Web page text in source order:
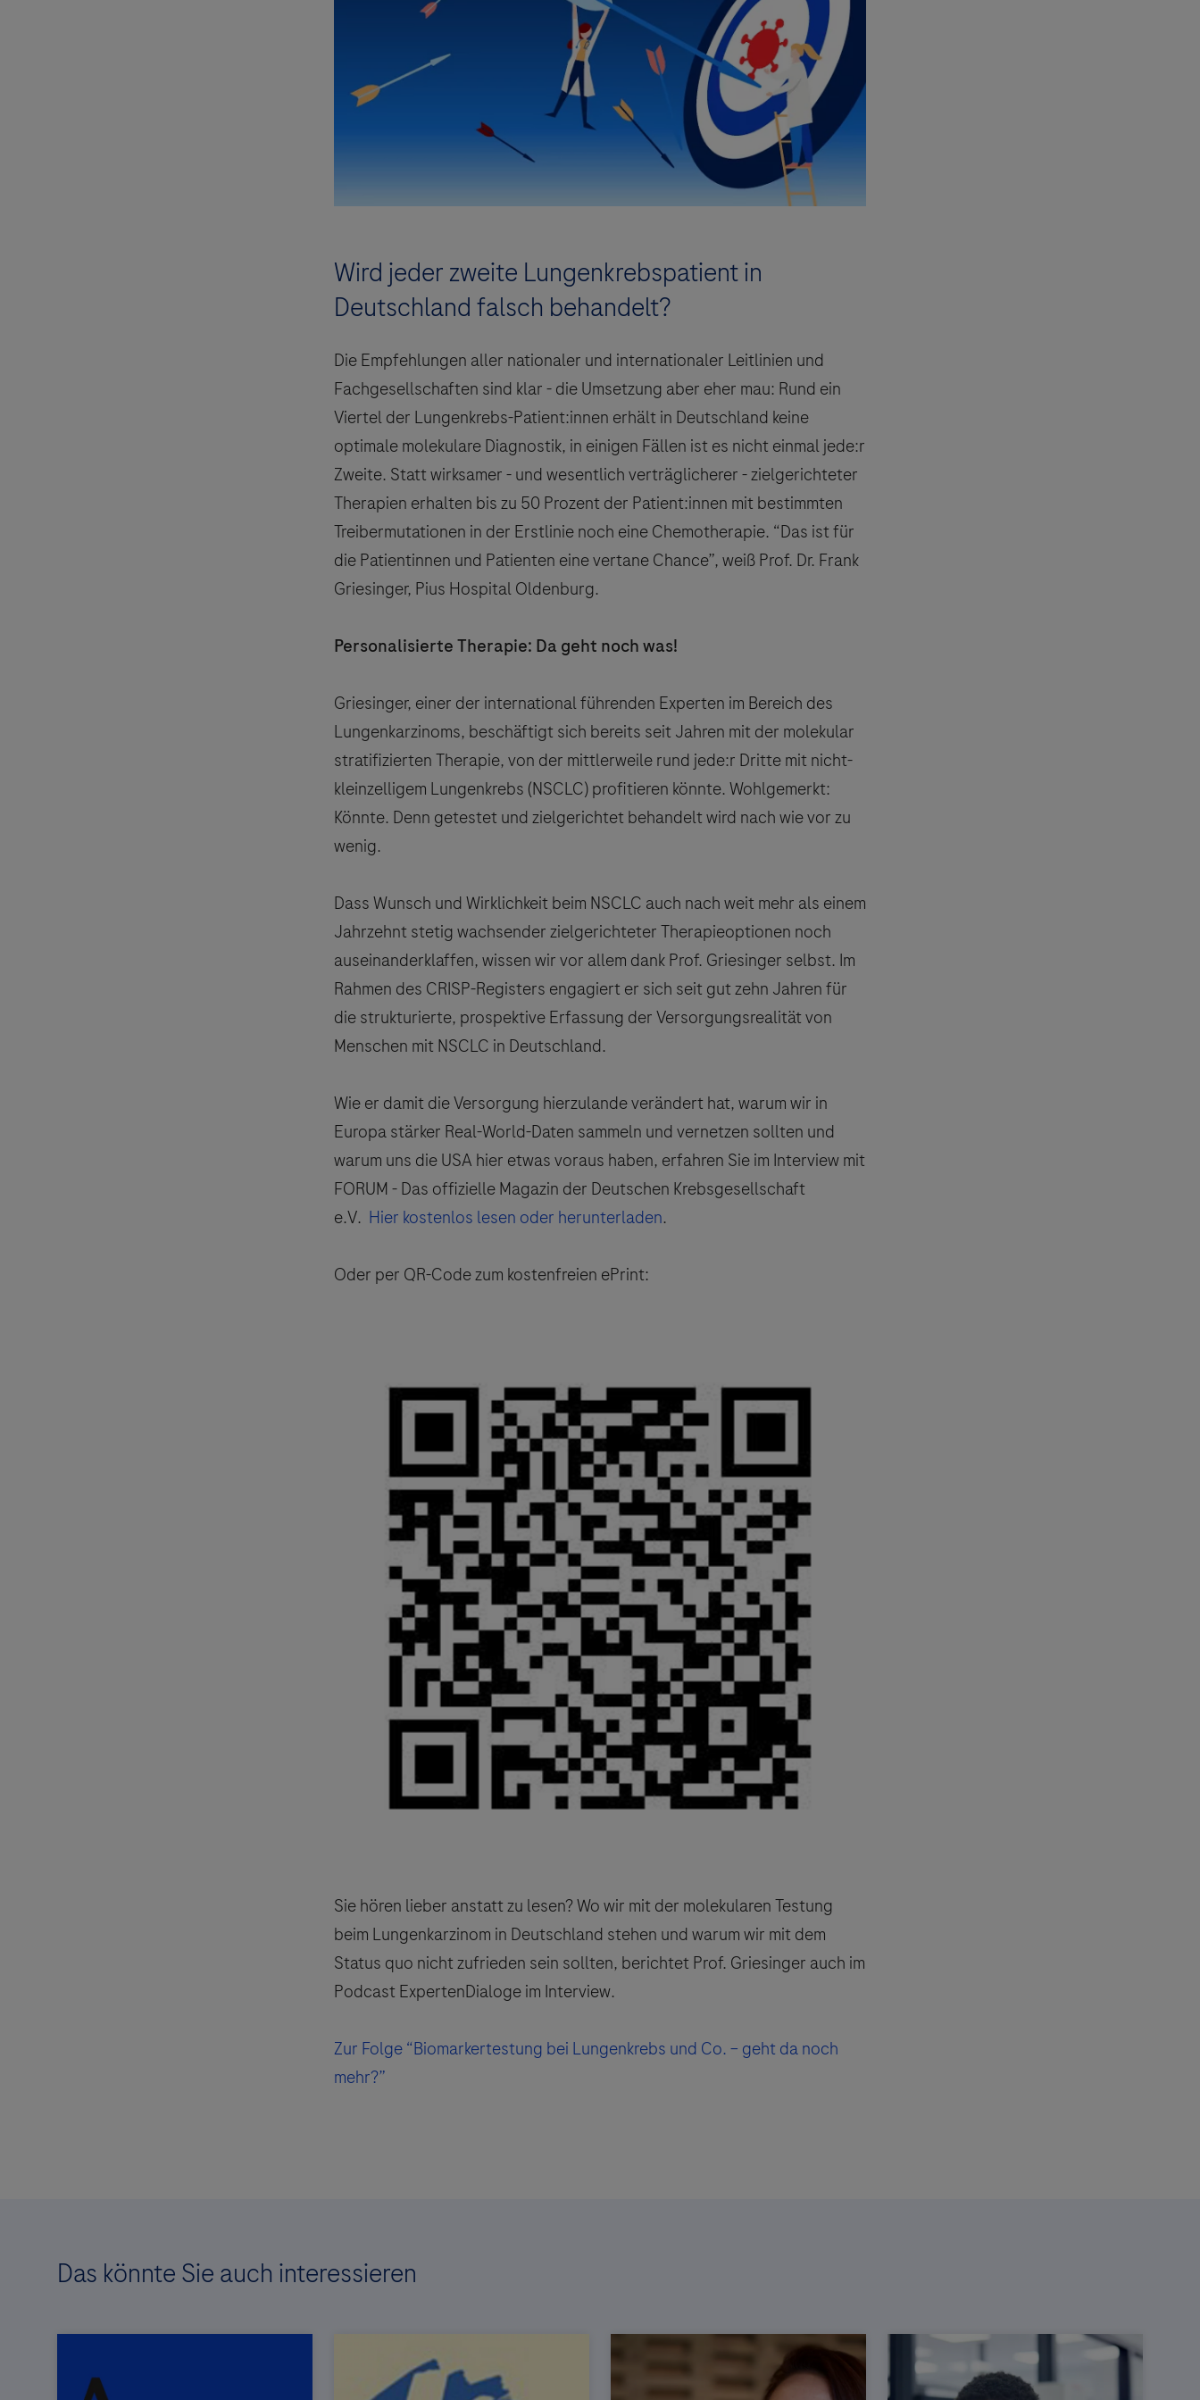
Wird jeder zweite Lungenkrebspatient in
Deutschland falsch behandelt?
Die Empfehlungen aller nationaler und internationaler Leitlinien und
Fachgesellschaften sind klar - die Umsetzung aber eher mau: Rund ein
Viertel der Lungenkrebs-Patient:innen erhält in Deutschland keine
optimale molekulare Diagnostik, in einigen Fällen ist es nicht einmal jede:r
Zweite. Statt wirksamer - und wesentlich verträglicherer - zielgerichteter
Therapien erhalten bis zu 50 Prozent der Patient:innen mit bestimmten
Treibermutationen in der Erstlinie noch eine Chemotherapie. “Das ist für
die Patientinnen und Patienten eine vertane Chance”, weiß Prof. Dr. Frank
Griesinger, Pius Hospital Oldenburg.
Personalisierte Therapie: Da geht noch was!
Griesinger, einer der international führenden Experten im Bereich des
Lungenkarzinoms, beschäftigt sich bereits seit Jahren mit der molekular
stratifizierten Therapie, von der mittlerweile rund jede:r Dritte mit nicht-
kleinzelligem Lungenkrebs (NSCLC) profitieren könnte. Wohlgemerkt:
Könnte. Denn getestet und zielgerichtet behandelt wird nach wie vor zu
wenig.
Dass Wunsch und Wirklichkeit beim NSCLC auch nach weit mehr als einem
Jahrzehnt stetig wachsender zielgerichteter Therapieoptionen noch
auseinanderklaffen, wissen wir vor allem dank Prof. Griesinger selbst. Im
Rahmen des CRISP-Registers engagiert er sich seit gut zehn Jahren für
die strukturierte, prospektive Erfassung der Versorgungsrealität von
Menschen mit NSCLC in Deutschland.
Wie er damit die Versorgung hierzulande verändert hat, warum wir in
Europa stärker Real-World-Daten sammeln und vernetzen sollten und
warum uns die USA hier etwas voraus haben, erfahren Sie im Interview mit
FORUM - Das offizielle Magazin der Deutschen Krebsgesellschaft
e.V. Hier kostenlos lesen oder herunterladen.
Oder per QR-Code zum kostenfreien ePrint:
Sie hören lieber anstatt zu lesen? Wo wir mit der molekularen Testung
beim Lungenkarzinom in Deutschland stehen und warum wir mit dem
Status quo nicht zufrieden sein sollten, berichtet Prof. Griesinger auch im
Podcast ExpertenDialoge im Interview.
Zur Folge “Biomarkertestung bei Lungenkrebs und Co. – geht da noch
mehr?”
Das könnte Sie auch interessieren